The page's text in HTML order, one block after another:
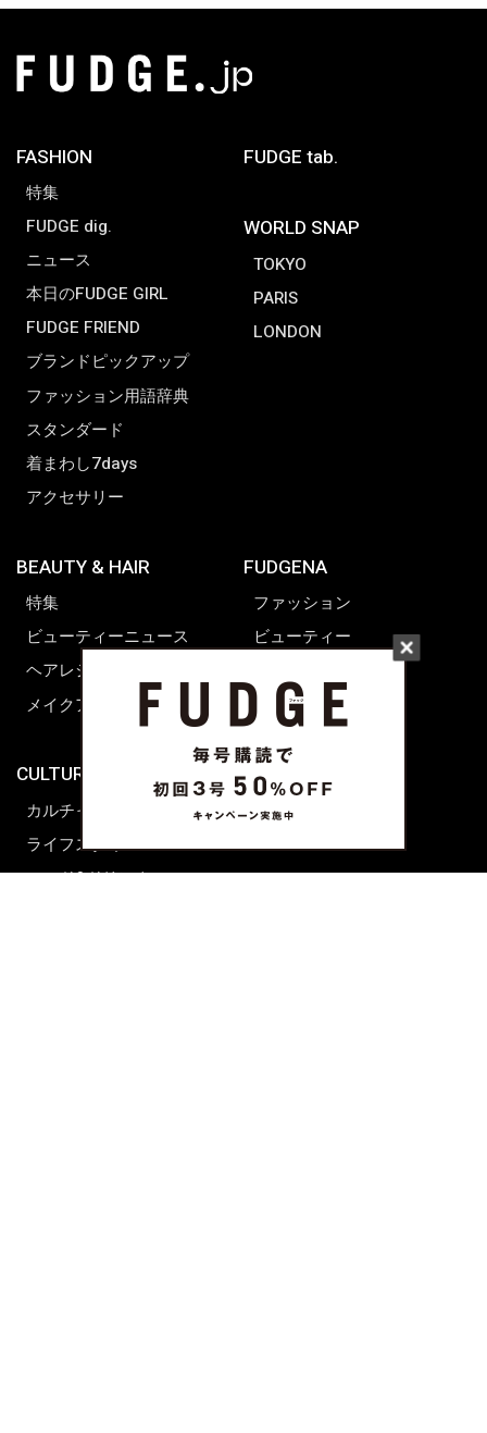
FASHION
特集
FUDGE dig.
ニュース
本日のFUDGE GIRL
FUDGE FRIEND
ブランドピックアップ
ファッション用語辞典
スタンダード
着まわし7days
アクセサリー
FUDGE tab.
WORLD SNAP
TOKYO
PARIS
LONDON
BEAUTY & HAIR
特集
ビューティーニュース
ヘアレシピ ストーリーズ
メイクアップティップス
CULTURE & LIFE
カルチャー
ライフスタイル
フード&ドリンク
FUDGENA
ファッション
ビューティー
ライフスタイル